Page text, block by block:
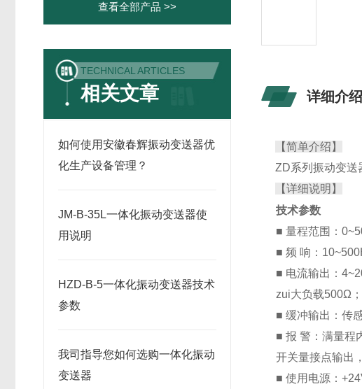
查看全部产品 >>
TECHNICAL ARTICLES
相关文章
如何使用安徽春辉振动变送器优
化生产设备管理？
JM-B-35L一体化振动变送器使
用说明
HZD-B-5一体化振动变送器技术
参数
我司指导您如何选购一体化振动
变送器
详细介绍
【简单介绍】
ZD系列振动变送
【详细说明】
技术参数
■ 量程范围：
■ 频 响：
■ 电流输出：
zui大负载500Ω；
■ 缓冲输出：传
■ 报 警：满量程
开关量接点输出
■ 使用电源：